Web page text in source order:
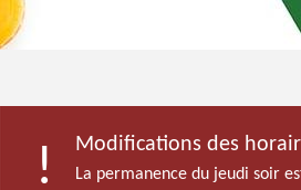
Modifications des
La permanence du jeudi soir